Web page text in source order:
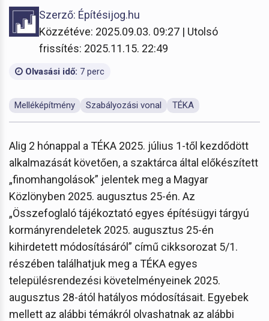
Szerző: Építésijog.hu
Közzétéve: 2025.09.03. 09:27 | Utolsó
frissítés: 2025.11.15. 22:49
Olvasási idő: 7 perc
Melléképítmény Szabályozási vonal TÉKA
Alig 2 hónappal a TÉKA 2025. július 1-től kezdődött
alkalmazását követően, a szaktárca által előkészített
„finomhangolások” jelentek meg a Magyar
Közlönyben 2025. augusztus 25-én. Az
„Összefoglaló tájékoztató egyes építésügyi tárgyú
kormányrendeletek 2025. augusztus 25-én
kihirdetett módosításáról” című cikksorozat 5/1.
részében találhatjuk meg a TÉKA egyes
településrendezési követelményeinek 2025.
augusztus 28-ától hatályos módosításait. Egyebek
mellett az alábbi témákról olvashatnak az alábbi